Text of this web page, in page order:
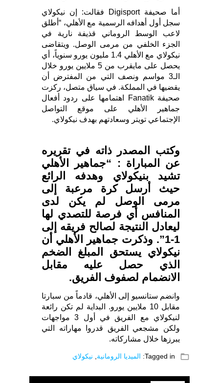
أما صحيفة Digisport فقالت: إن نيكولاي
سجل أول أهدافه الرسمية مع الأهلي، “أطلق
لاعب الوسط الروماني قذيفة نارية في
الجزء الخلفي من مرمى الوصل. ويتقاضى
نيكولاي مع الأهلي 1.4 مليون يورو سنوياً، أي
يحصل على مايقرب من 5 ملايين يورو خلال
الـ3 مواسم ونصف التي من المفترض أن
يقضيها في المملكة. في سياق متصل، ركزت
صحيفة Fanatik اهتمامها على ردود أفعال
جماهير الأهلي على موقع التواصل
الإجتماعي تويتر وسعادتهم بهدف نيكولاي.
وكتب المصدر ذاته في تقريره
عن المباراة : “جماهير الأهلي
تشيد بنيكولاي وهدفه الرائع
حيث أرسل كرة مرعبة إلى
مرمى الوصل لم يكن لدى
المنافس أي فرصة للتصدي لها
ليعادل النتيجة لصالح فريقه إلى
1-1”. وذكرت جماهير الأهلي أن
نيكولاي يستحق المبلغ الضخم
الذي حصل عليه مقابل
الانضمام لصفوف الفريق.
وانضم ستانسيو إلى الأهلي، قادماً من سبارتا
مقابل 10 ملايين يورو. البداية لم تكن رائعة
لنيكولاي مع الفريق في أول 3 مواجهات
ولكن مشجعي الفريق قدروا مهاراته التي
يبرزها خلال مشاركاته.
folder_open
Tagged in: الميديا الرومانية نيكولاي